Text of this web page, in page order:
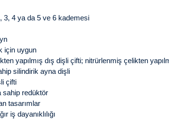
3, 4 ya da 5 ve 6 kademesi
için uygun
yapılmış dış dişli çifti; nitrürlenmiş çelikten
silindirik ayna dişli
çifti
sahip redüktör
tasarımlar
iş dayanıklılığı